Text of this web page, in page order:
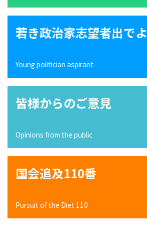
若き政治家志望者出でよ
Young politician aspirant
皆様からのご意見
Opinions from the public
国会追及110番
Pursuit of the Diet 110